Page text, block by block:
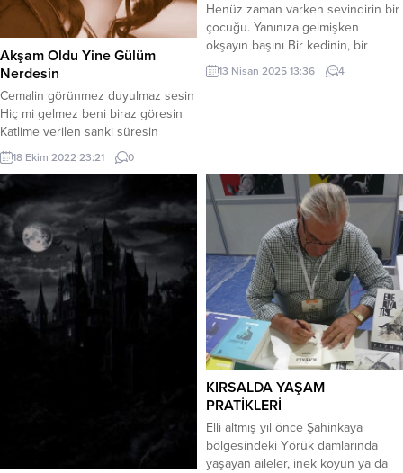
Akşam Oldu Yine Gülüm
Nerdesin
Cemalin görünmez duyulmaz sesin
Hiç mi gelmez beni biraz göresin
Katlime verilen sanki süresin
Akşam oldu yine gülüm neredesin
Gözlerim sokaga bakıp duruyor
Gözyaşım sessizce akıp duruyor
Özlemin içimi yakıp duruyor Akşam
oldu yine gülüm neredesin Görsen
sevinirdin begendigimi Ördügün
kazagı giyindigimi Diyemedim sana
çekindigimi Akşam oldu yine gülüm
neredesin...
18 Ekim 2022 23:21 0
Henüz zaman varken sevindirin bir
çocuğu. Yanınıza gelmişken
okşayın başını Bir kedinin, bir
köpeğin. Duyabiliyorken dinleyin
Kuşların efsane seslerini.
şarkılarınızı. Büyümeden verin tüm
şefkatinizi çocuklarınıza. Güçlüyken
bilin merhameti, affetmeyi. Paranız...
13 Nisan 2025 13:36 4
KIRSALDA YAŞAM
PRATİKLERİ
Elli altmış yıl önce Şahinkaya
bölgesindeki Yörük damlarında
yaşayan aileler, inek koyun ya da